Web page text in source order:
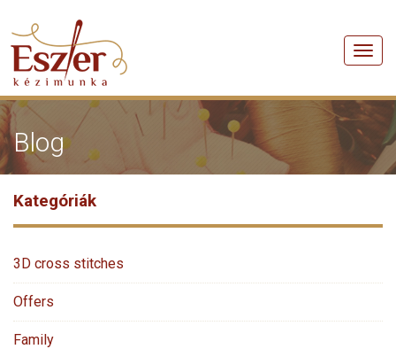
Menü
Blog
Kategóriák
3D cross stitches
Offers
Family